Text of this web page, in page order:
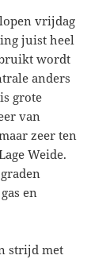
vrijdag
juist heel
wordt
anders
grote
van
zeer ten
Weide.
en
strijd met